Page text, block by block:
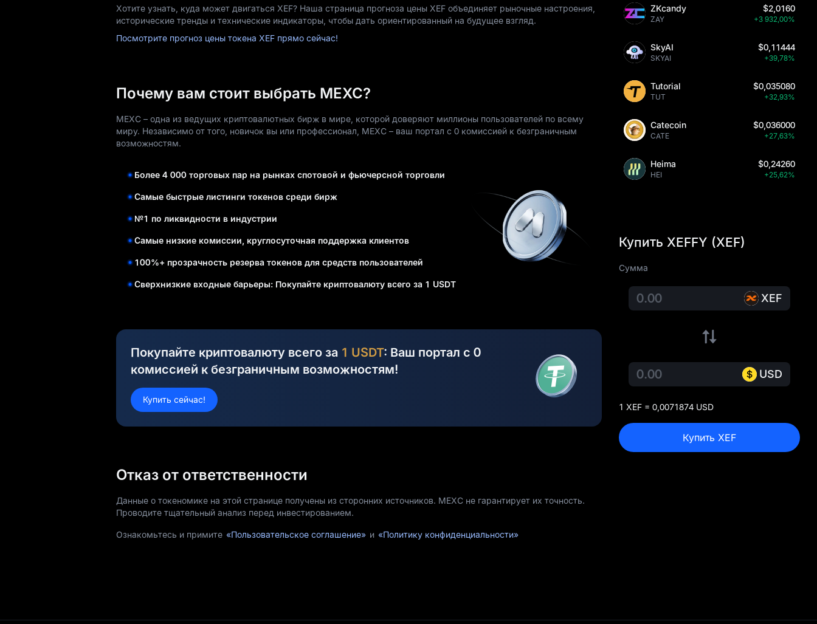
Хотите узнать, куда может двигаться XEF? Наша страница прогноза цены XEF объединяет рыночные настроения,
исторические тренды и технические индикаторы, чтобы дать ориентированный на будущее взгляд.
Посмотрите прогноз цены токена XEF прямо сейчас!
Почему вам стоит выбрать MEXC?
MEXC – одна из ведущих криптовалютных бирж в мире, которой доверяют миллионы пользователей по всему
миру. Независимо от того, новичок вы или профессионал, MEXC – ваш портал с 0 комиссией к безграничным
возможностям.
Более 4 000 торговых пар на рынках спотовой и фьючерсной торговли
Самые быстрые листинги токенов среди бирж
№1 по ликвидности в индустрии
Самые низкие комиссии, круглосуточная поддержка клиентов
100%+ прозрачность резерва токенов для средств пользователей
Сверхнизкие входные барьеры: Покупайте криптовалюту всего за 1 USDT
Покупайте криптовалюту всего за 1 USDT: Ваш портал с 0
комиссией к безграничным возможностям!
Купить сейчас!
Отказ от ответственности
Данные о токеномике на этой странице получены из сторонних источников. MEXC не гарантирует их точность.
Проводите тщательный анализ перед инвестированием.
Ознакомьтесь и примите «Пользовательское соглашение» и «Политику конфиденциальности»
ZKcandy
ZAY
$2,0160
+3 932,00%
SkyAI
SKYAI
$0,11444
+39,78%
Tutorial
TUT
$0,035080
+32,93%
Catecoin
CATE
$0,036000
+27,63%
Heima
HEI
$0,24260
+25,62%
Купить XEFFY (XEF)
Сумма
XEF
USD
1 XEF = 0,0071874 USD
Купить XEF